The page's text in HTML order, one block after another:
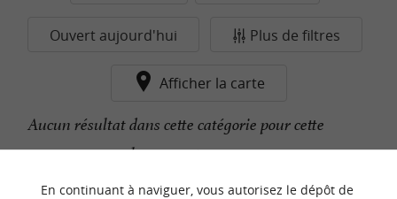
Ouvert aujourd'hui Plus de filtres
Afficher la carte
Aucun résultat dans cette catégorie pour cette
commune pour le moment...
En continuant à naviguer, vous autorisez le dépôt de